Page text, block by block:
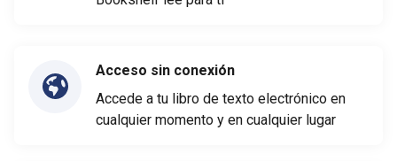
Acceso sin conexión
Accede a tu libro de texto electrónico en
cualquier momento y en cualquier lugar